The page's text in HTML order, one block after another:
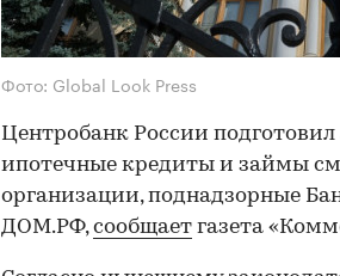
Фото: Global Look Press
Центробанк России
ипотечные кредиты и займы
организации, поднадзорные
ДОМ.РФ,сообщает газета